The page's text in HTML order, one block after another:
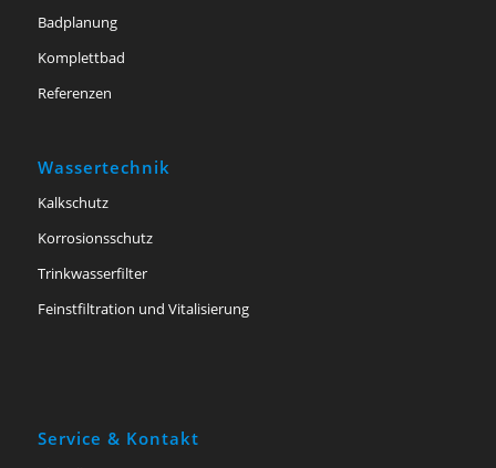
Badplanung
Komplettbad
Referenzen
Wassertechnik
Kalkschutz
Korrosionsschutz
Trinkwasserfilter
Feinstfiltration und Vitalisierung
Service & Kontakt